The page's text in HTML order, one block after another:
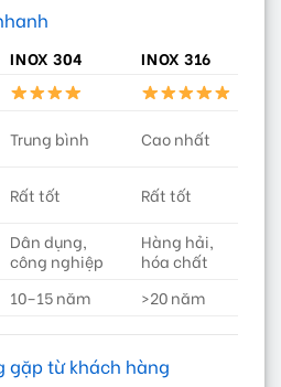
INOX 304
INOX 316
Trung bình
Cao nhất
Rất tốt
Rất tốt
Dân dụng,
công nghiệp
Hàng hải,
hóa chất
10–15 năm >20 năm
gặp từ khách hàng